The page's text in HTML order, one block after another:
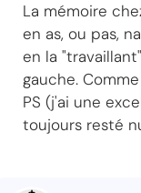
La mémoire
en as, ou pas,
en la
gauche.
PS (j'ai une
toujours resté